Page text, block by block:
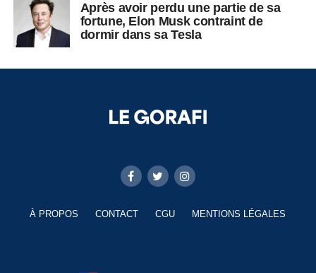
Après avoir perdu une partie de sa
fortune, Elon Musk contraint de
dormir dans sa Tesla
À PROPOS CONTACT CGU MENTIONS LÉGALES